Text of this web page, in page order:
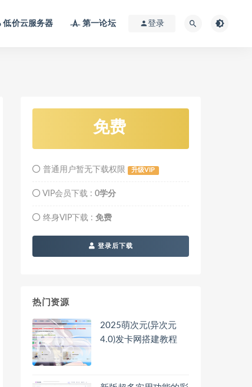
低价云服务器 第一论坛 登录
免费
普通用户暂无下载权限 升级VIP
VIP会员下载 : 0学分
终身VIP下载 : 免费
登录后下载
热门资源
2025萌次元(异次元
4.0)发卡网搭建教程